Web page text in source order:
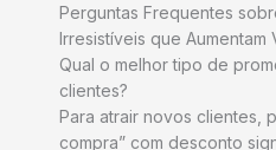
Perguntas Frequentes
Irresistíveis que Aumentam
Qual o melhor tipo de
clientes?
Para atrair novos clientes,
compra” com desconto